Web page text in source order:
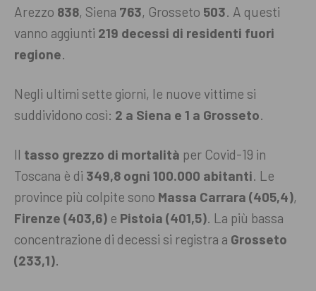
Arezzo 838, Siena 763, Grosseto 503. A questi
vanno aggiunti 219 decessi di residenti fuori
regione.
Negli ultimi sette giorni, le nuove vittime si
suddividono così: 2 a Siena e 1 a Grosseto.
Il tasso grezzo di mortalità per Covid-19 in
Toscana è di 349,8 ogni 100.000 abitanti. Le
province più colpite sono Massa Carrara (405,4),
Firenze (403,6) e Pistoia (401,5). La più bassa
concentrazione di decessi si registra a Grosseto
(233,1).